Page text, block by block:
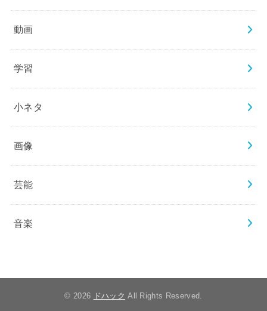
動画
学習
小ネタ
画像
芸能
音楽
© 2026 ドハック All Rights Reserved.